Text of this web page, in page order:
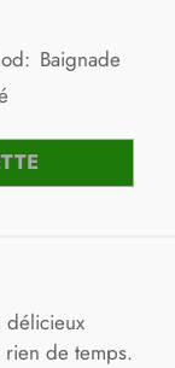
Baignade
délicieux
de temps.